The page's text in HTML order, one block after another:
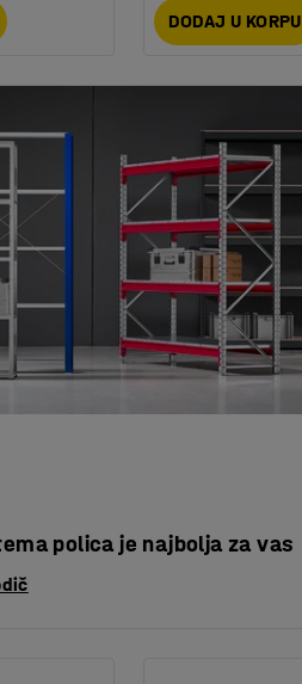
DODAJ U KORPU
polica je najbolja za vas